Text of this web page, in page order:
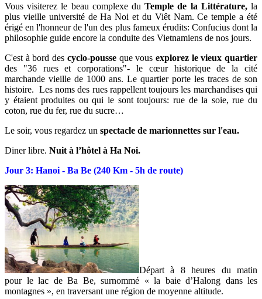
Vous visiterez le beau complexe duTemple de la Littérature,la
plus vieille université de Ha Noi et du Viêt Nam. Ce temple a été
érigé en l'honneur de l'un des plus fameux érudits: Confucius dont la
philosophie guide encore la conduite des Vietnamiens de nos jours.
C'est à bord des cyclo-pousseque vous explorez le vieux quartier
des "36 rues et corporations"- le cœur historique de la cité
marchande vieille de 1000 ans. Le quartier porte les traces de son
histoire. Les noms des rues rappellent toujours les marchandises qui
y étaient produites ou qui le sont toujours: rue de la soie, rue du
coton, rue du fer, rue du sucre…
Le soir, vous regardez un spectacle de marionnettes sur l'eau.
Diner libre. Nuit à l’hôtel à Ha Noi.
Jour 3: Hanoi - Ba Be (240 Km - 5h de route)
Départ à 8 heures du matin
pour le lac de Ba Be, surnommé « la baie d’Halong dans les
montagnes », en traversant une région de moyenne altitude.